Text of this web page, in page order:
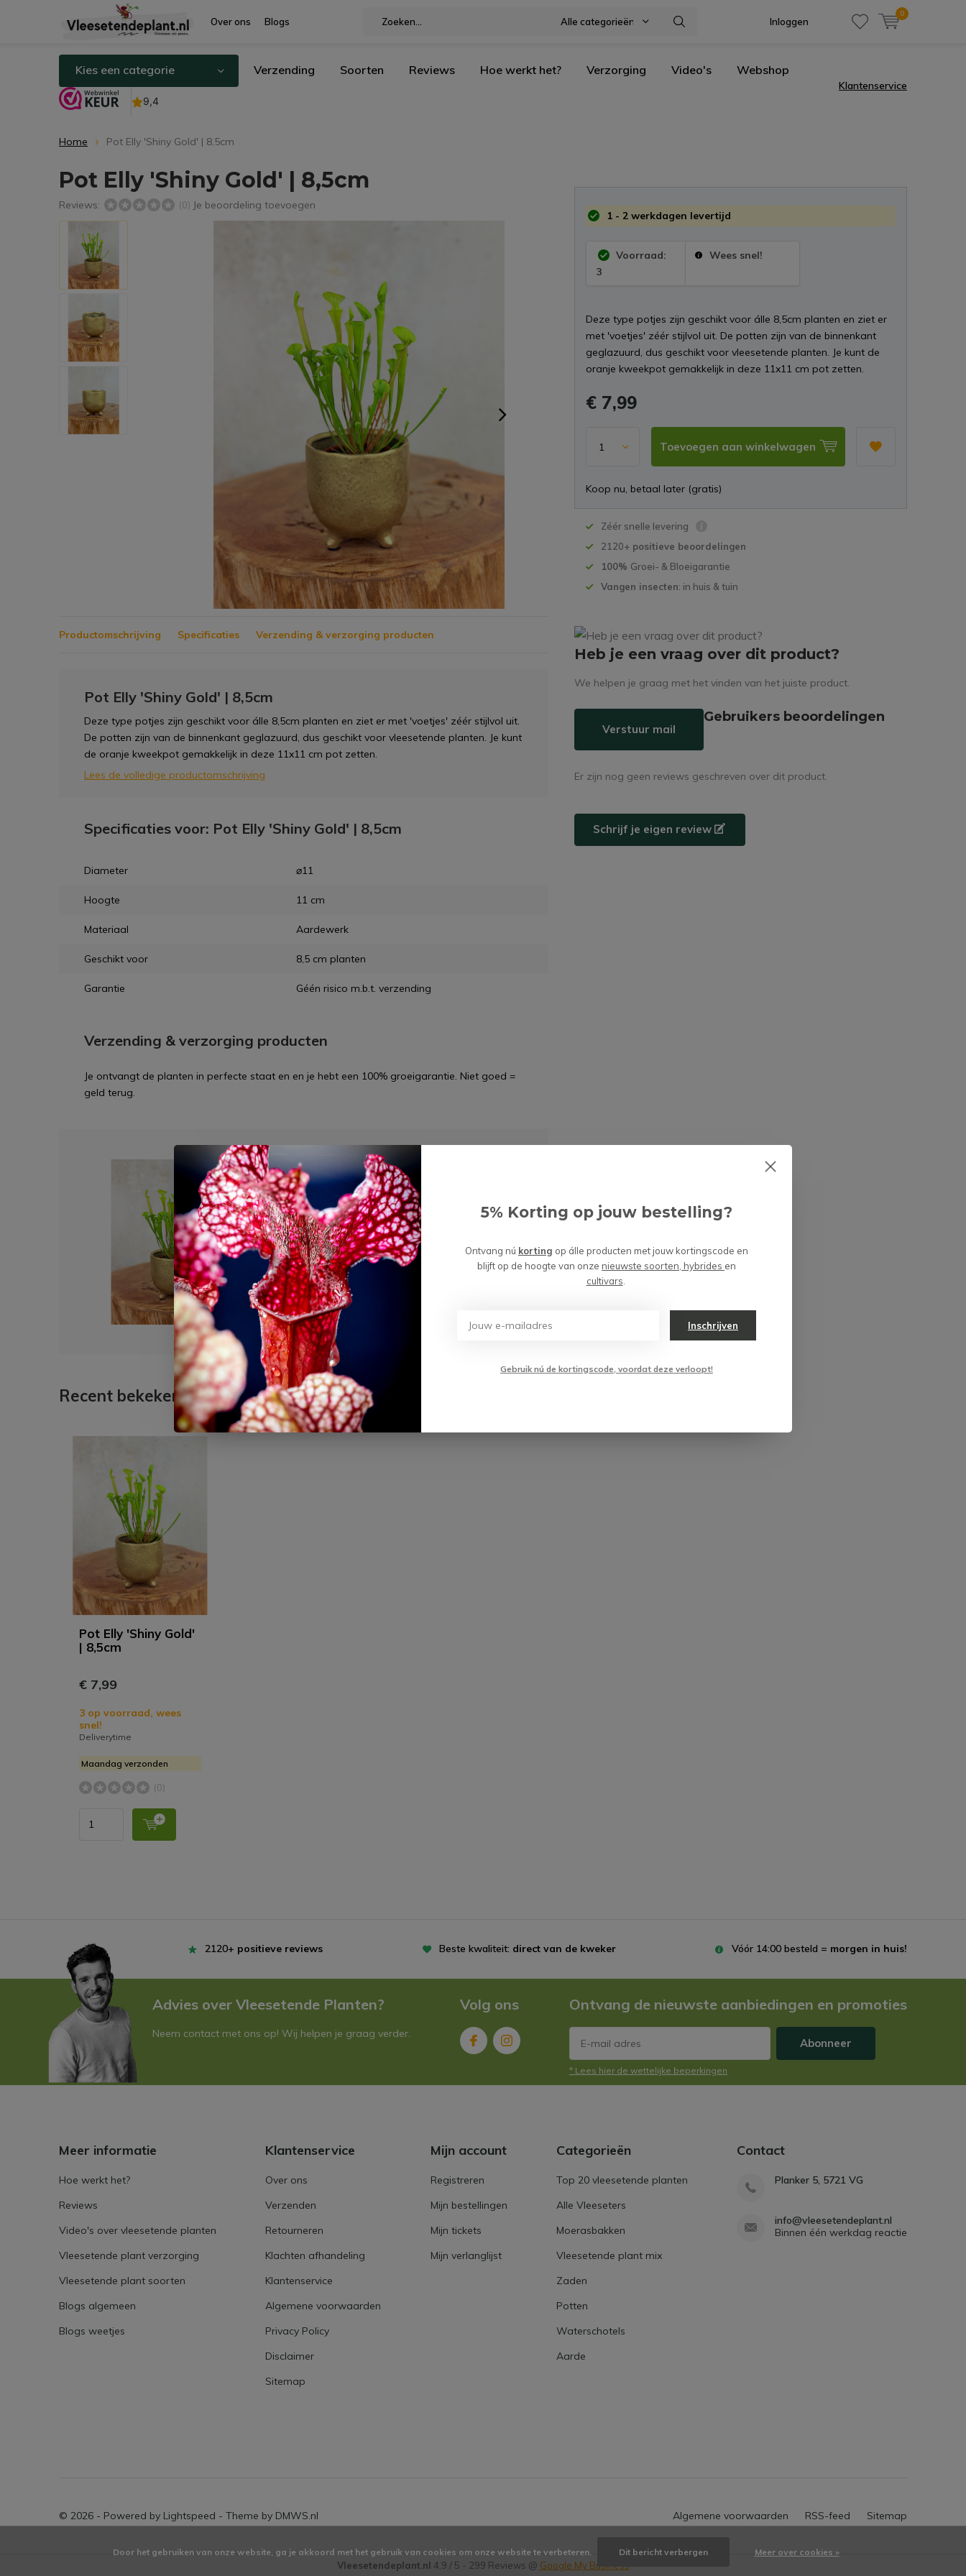
Over ons Blogs Alle categorieën Inloggen
0
Kies een categorie Verzending Soorten Reviews Hoe werkt het? Verzorging Video's Webshop
Klantenservice
Home Pot Elly 'Shiny Gold' | 8,5cm
Pot Elly 'Shiny Gold' | 8,5cm
Reviews: (0) Je beoordeling toevoegen
1 - 2 werkdagen levertijd
Voorraad:
3
Wees snel!
Deze type potjes zijn geschikt voor álle 8,5cm planten en ziet er
met 'voetjes' zéér stijlvol uit. De potten zijn van de binnenkant
geglazuurd, dus geschikt voor vleesetende planten. Je kunt de
oranje kweekpot gemakkelijk in deze 11x11 cm pot zetten.
€ 7,99
Toevoegen aan winkelwagen
Koop nu, betaal later (gratis)
Zéér snelle levering
2120+ positieve beoordelingen
100% Groei- & Bloeigarantie
Vangen insecten: in huis & tuin
Productomschrijving Specificaties Verzending & verzorging producten
Pot Elly 'Shiny Gold' | 8,5cm
Deze type potjes zijn geschikt voor álle 8,5cm planten en ziet er met 'voetjes' zéér stijlvol uit.
De potten zijn van de binnenkant geglazuurd, dus geschikt voor vleesetende planten. Je kunt
de oranje kweekpot gemakkelijk in deze 11x11 cm pot zetten.
Lees de volledige productomschrijving
Specificaties voor: Pot Elly 'Shiny Gold' | 8,5cm
Diameter ⌀11
Hoogte 11 cm
Materiaal Aardewerk
Geschikt voor 8,5 cm planten
Garantie Géén risico m.b.t. verzending
Verzending & verzorging producten
Je ontvangt de planten in perfecte staat en en je hebt een 100% groeigarantie. Niet goed =
geld terug.
Dit wordt 'm!
Pot Elly 'Shiny Gold' | 8,5cm
(0)
€ 7,99
Heb je een vraag over dit product?
We helpen je graag met het vinden van het juiste product.
Verstuur mail
Gebruikers beoordelingen
Er zijn nog geen reviews geschreven over dit product.
Schrijf je eigen review
Recent bekeken
Pot Elly 'Shiny Gold'
| 8,5cm
€ 7,99
3 op voorraad, wees
snel!
Deliverytime
Maandag verzonden
(0)
2120+ positieve reviews Beste kwaliteit: direct van de kweker Vóór 14:00 besteld = morgen in huis!
Advies over Vleesetende Planten?
Neem contact met ons op! Wij helpen je graag verder.
Volg ons Ontvang de nieuwste aanbiedingen en promoties
Abonneer
* Lees hier de wettelijke beperkingen
Meer informatie
Hoe werkt het?
Reviews
Video's over vleesetende planten
Vleesetende plant verzorging
Vleesetende plant soorten
Blogs algemeen
Blogs weetjes
Klantenservice
Over ons
Verzenden
Retourneren
Klachten afhandeling
Klantenservice
Algemene voorwaarden
Privacy Policy
Disclaimer
Sitemap
Mijn account
Registreren
Mijn bestellingen
Mijn tickets
Mijn verlanglijst
Categorieën
Top 20 vleesetende planten
Alle Vleeseters
Moerasbakken
Vleesetende plant mix
Zaden
Potten
Waterschotels
Aarde
Contact
Planker 5, 5721 VG
info@vleesetendeplant.nl
Binnen één werkdag reactie
© 2026 - Powered by Lightspeed - Theme by DMWS.nl Algemene voorwaarden RSS-feed Sitemap
Vleesetendeplant.nl 4,9 / 5 - 299 Reviews @ Google My Business
Door het gebruiken van onze website, ga je akkoord met het gebruik van cookies om onze website te verbeteren. Dit bericht verbergen Meer over cookies »
5% Korting op jouw bestelling?
Ontvang nú korting op álle producten met jouw kortingscode en
blijft op de hoogte van onze nieuwste soorten, hybrides en
cultivars
Inschrijven
Gebruik nú de kortingscode, voordat deze verloopt!